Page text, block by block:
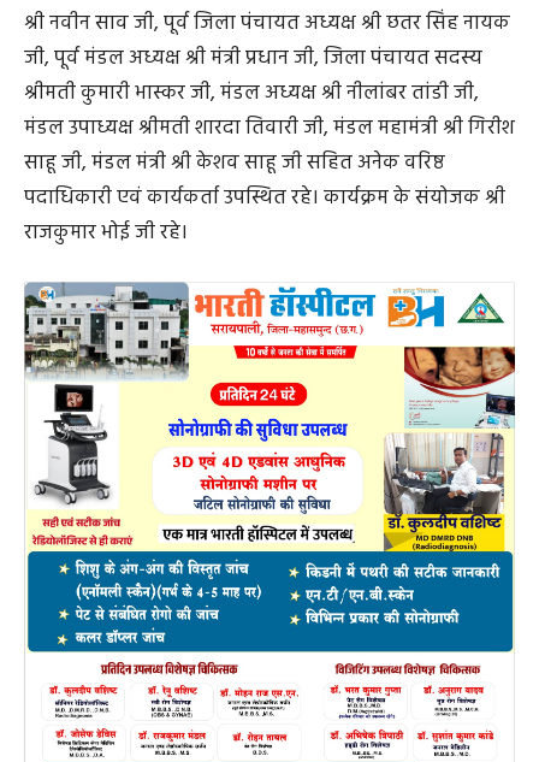
श्री नवीन साव जी, पूर्व जिला पंचायत अध्यक्ष श्री छतर सिंह नायक
जी, पूर्व मंडल अध्यक्ष श्री मंत्री प्रधान जी, जिला पंचायत सदस्य
श्रीमती कुमारी भास्कर जी, मंडल अध्यक्ष श्री नीलांबर तांडी जी,
मंडल उपाध्यक्ष श्रीमती शारदा तिवारी जी, मंडल महामंत्री श्री गिरीश
साहू जी, मंडल मंत्री श्री केशव साहू जी सहित अनेक वरिष्ठ
पदाधिकारी एवं कार्यकर्ता उपस्थित रहे। कार्यक्रम के संयोजक श्री
राजकुमार भोई जी रहे।